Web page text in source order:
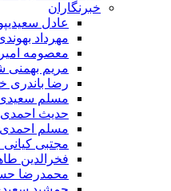
خبرنگاران
عادل
مهرداد
معصومه
مریم بهمنی
رضا باندری
مسلم سعیدی
حدیث
مسلم
مجتبی
فخرالدین
محمدرضا